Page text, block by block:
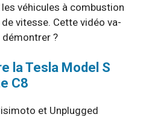
véhicules à combustion
vitesse. Cette vidéo va-
?
la Tesla Model S
C8
et Unplugged